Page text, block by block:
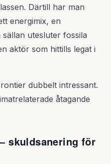
Därtill har man
energimix, en
utesluter fossila
aktör som hittills legat i
dubbelt intressant.
åtagande
skuldsanering för